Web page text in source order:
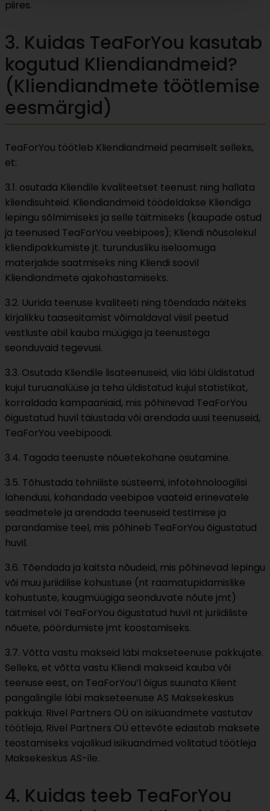
piires.
3. Kuidas TeaForYou kasutab
kogutud Kliendiandmeid?
(Kliendiandmete töötlemise
eesmärgid)
TeaForYou töötleb Kliendiandmeid peamiselt selleks,
et:
3.1. osutada Kliendile kvaliteetset teenust ning hallata
kliendisuhteid. Kliendiandmeid töödeldakse Kliendiga
lepingu sõlmimiseks ja selle täitmiseks (kaupade ostud
ja teenused TeaForYou veebipoes); Kliendi nõusolekul
kliendipakkumiste jt. turundusliku iseloomuga
materjalide saatmiseks ning Kliendi soovil
Kliendiandmete ajakohastamiseks.
3.2. Uurida teenuse kvaliteeti ning tõendada näiteks
kirjalikku taasesitamist võimaldaval viisil peetud
vestluste abil kauba müügiga ja teenustega
seonduvaid tegevusi.
3.3. Osutada Kliendile lisateenuseid, viia läbi üldistatud
kujul turuanalüüse ja teha üldistatud kujul statistikat,
korraldada kampaaniaid, mis põhinevad TeaForYou
õigustatud huvil täiustada või arendada uusi teenuseid,
TeaForYou veebipoodi.
3.4. Tagada teenuste nõuetekohane osutamine.
3.5. Tõhustada tehniliste süsteemi, infotehnoloogilisi
lahendusi, kohandada veebipoe vaateid erinevatele
seadmetele ja arendada teenuseid testimise ja
parandamise teel, mis põhineb TeaForYou õigustatud
huvil.
3.6. Tõendada ja kaitsta nõudeid, mis põhinevad lepingu
või muu juriidilise kohustuse (nt raamatupidamislike
kohustuste, kaugmüügiga seonduvate nõute jmt)
täitmisel või TeaForYou õigustatud huvil nt juriidiliste
nõuete, pöördumiste jmt koostamiseks.
3.7. Võtta vastu makseid läbi makseteenuse pakkujate.
Selleks, et võtta vastu Kliendi makseid kauba või
teenuse eest, on TeaForYou’l õigus suunata Klient
pangalingile läbi makseteenuse AS Maksekeskus
pakkuja. Rivel Partners OÜ on isikuandmete vastutav
töötleja, Rivel Partners OÜ ettevõte edastab maksete
teostamiseks vajalikud isikuandmed volitatud töötleja
Maksekeskus AS-ile.
4. Kuidas teeb TeaForYou